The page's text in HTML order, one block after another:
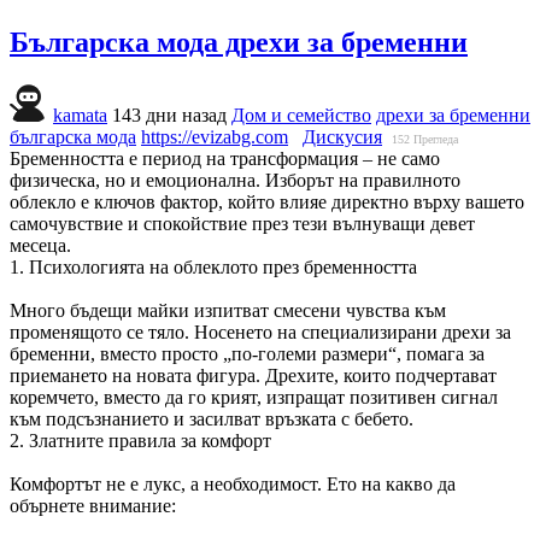
Българска мода дрехи за бременни
kamata 143 дни назад Дом и семейство дрехи за бременни
българска мода https://evizabg.com Дискусия 152 Прегледа
Бременността е период на трансформация – не само
физическа, но и емоционална. Изборът на правилното
облекло е ключов фактор, който влияе директно върху вашето
самочувствие и спокойствие през тези вълнуващи девет
месеца.
1. Психологията на облеклото през бременността
Много бъдещи майки изпитват смесени чувства към
променящото се тяло. Носенето на специализирани дрехи за
бременни, вместо просто „по-големи размери“, помага за
приемането на новата фигура. Дрехите, които подчертават
коремчето, вместо да го крият, изпращат позитивен сигнал
към подсъзнанието и засилват връзката с бебето.
2. Златните правила за комфорт
Комфортът не е лукс, а необходимост. Ето на какво да
обърнете внимание: